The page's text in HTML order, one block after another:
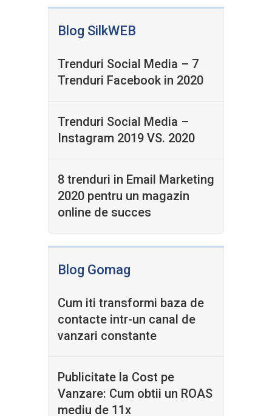
Blog SilkWEB
Trenduri Social Media – 7
Trenduri Facebook in 2020
Trenduri Social Media –
Instagram 2019 VS. 2020
8 trenduri in Email Marketing
2020 pentru un magazin
online de succes
Blog Gomag
Cum iti transformi baza de
contacte intr-un canal de
vanzari constante
Publicitate la Cost pe
Vanzare: Cum obtii un ROAS
mediu de 11x